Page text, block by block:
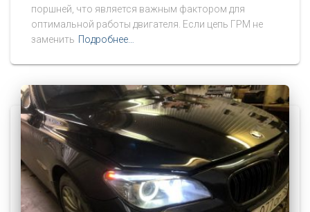
поршней, что является важным фактором для
оптимальной работы двигателя. Если цепь ГРМ не
заменить Подробнее…